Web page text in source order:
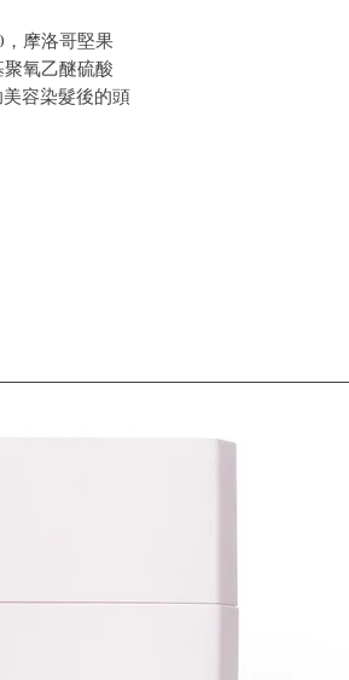
摩洛哥堅果
氧乙醚硫酸
容染髮後的頭